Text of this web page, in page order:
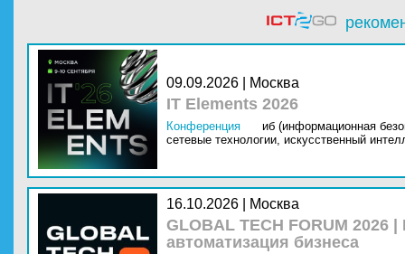
09.09.2026 | Москва
IT Elements 2026
Конференция
иб (информационная
сетевые технологии, искусственный
16.10.2026 | Москва
GLOBAL TECH FORUM
автоматизация бизнеса